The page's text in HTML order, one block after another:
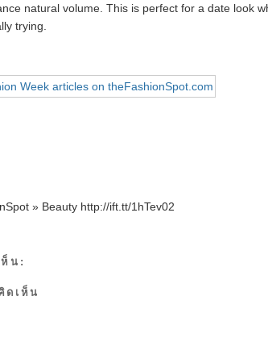
natural volume. This is perfect for a date look
trying.
» Beauty http://ift.tt/1hTev02
น:
ดเห็น